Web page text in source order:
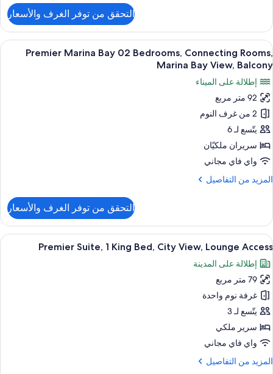
Deluxe
Panoramic
02
Bedrooms,
Connecting
Rooms,
High
Floor,
City
View
التحقق من توفر الغرف والأسعار
استعراض
جميع
صور
Premier
Marina
Bay
02
Bedrooms,
Connecting
Rooms,
Marina
Balcony
أغطية فراش متميزة وميني بار وخزنة
5
Premier Marina Bay 02 Bedrooms, Connecting Rooms,
Marina Bay View, Balcony
إطلالة على الميناء
92 متر مربع
2 من غرف النوم
يتّسع لـ 6
سريران ملكيّان
واي فاي مجاني
المزيد من التفاصيل
المزيد
Premier
Marina
Bay
Bedrooms,
Connecting
Rooms,
Marina
Bay
View,
Balcony
التحقق من توفر الغرف والأسعار
استعراض
جميع
صور
Premier
Suite,
1
King
Bed,
City
View,
أغطية فراش متميزة وميني بار وخزنة
6
Premier Suite, 1 King Bed, City View, Lounge Access
إطلالة على المدينة
79 متر مربع
غرفة نوم واحدة
يتّسع لـ 3
سرير ملكي
واي فاي مجاني
المزيد من التفاصيل
المزيد